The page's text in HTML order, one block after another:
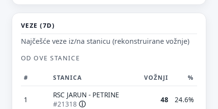
VEZE (7D)
Najčešće veze iz/na stanicu (rekonstruirane vožnje)
OD OVE STANICE
# STANICA VOŽNJI %
1
RSC JARUN - PETRINE
#21318 ⓘ 48 24.6%